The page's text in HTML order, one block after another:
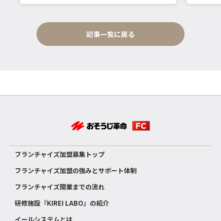
記事一覧に戻る
フランチャイズ加盟募集トップ
フランチャイズ加盟の強みとサポート体制
フランチャイズ開業までの流れ
研修施設『KIREI LABO』の紹介